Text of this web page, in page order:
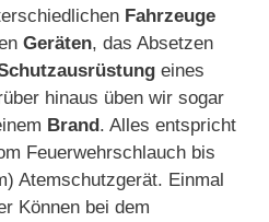
Fahrzeuge
Geräten, das Absetzen
eines
hinaus üben wir sogar
Brand. Alles entspricht
Feuerwehrschlauch bis
Atemschutzgerät. Einmal
Können bei dem